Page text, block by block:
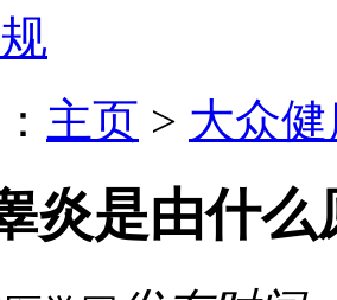
主页 > 大众
炎是由什么